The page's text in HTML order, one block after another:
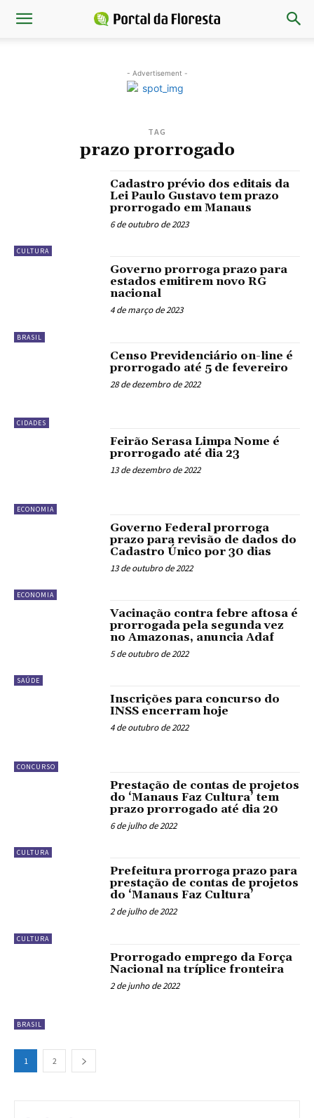
- Advertisement -
TAG
prazo prorrogado
CULTURA
Cadastro prévio dos editais da
Lei Paulo Gustavo tem prazo
prorrogado em Manaus
6 de outubro de 2023
BRASIL
Governo prorroga prazo para
estados emitirem novo RG
nacional
4 de março de 2023
CIDADES
Censo Previdenciário on-line é
prorrogado até 5 de fevereiro
28 de dezembro de 2022
ECONOMIA
Feirão Serasa Limpa Nome é
prorrogado até dia 23
13 de dezembro de 2022
ECONOMIA
Governo Federal prorroga
prazo para revisão de dados do
Cadastro Único por 30 dias
13 de outubro de 2022
SAÚDE
Vacinação contra febre aftosa é
prorrogada pela segunda vez
no Amazonas, anuncia Adaf
5 de outubro de 2022
CONCURSO
Inscrições para concurso do
INSS encerram hoje
4 de outubro de 2022
CULTURA
Prestação de contas de projetos
do ‘Manaus Faz Cultura’ tem
prazo prorrogado até dia 20
6 de julho de 2022
CULTURA
Prefeitura prorroga prazo para
prestação de contas de projetos
do ‘Manaus Faz Cultura’
2 de julho de 2022
BRASIL
Prorrogado emprego da Força
Nacional na tríplice fronteira
2 de junho de 2022
1 2